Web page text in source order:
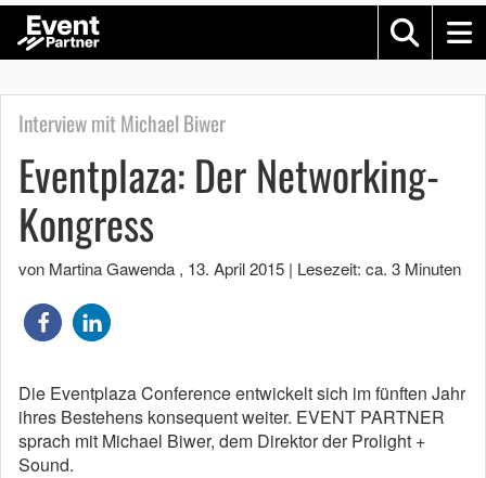
Interview mit Michael Biwer
Eventplaza: Der Networking-
Kongress
von Martina Gawenda , 13. April 2015 | Lesezeit: ca. 3 Minuten
Die Eventplaza Conference entwickelt sich im fünften Jahr
ihres Bestehens konsequent weiter. EVENT PARTNER
sprach mit Michael Biwer, dem Direktor der Prolight +
Sound.